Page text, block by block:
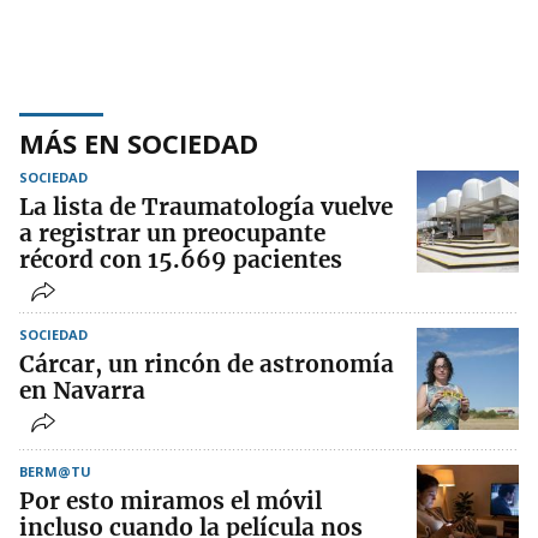
MÁS EN SOCIEDAD
SOCIEDAD
La lista de Traumatología vuelve
a registrar un preocupante
récord con 15.669 pacientes
SOCIEDAD
Cárcar, un rincón de astronomía
en Navarra
BERM@TU
Por esto miramos el móvil
incluso cuando la película nos